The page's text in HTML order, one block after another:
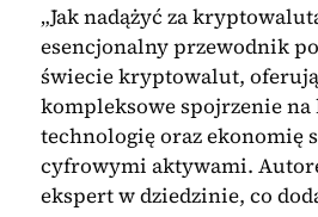
„Jak nadążyć za
esencjonalny przewodnik
świecie kryptowalut,
kompleksowe spojrzenie
technologię oraz ekonomię
cyfrowymi aktywami.
ekspert w dziedzinie, co